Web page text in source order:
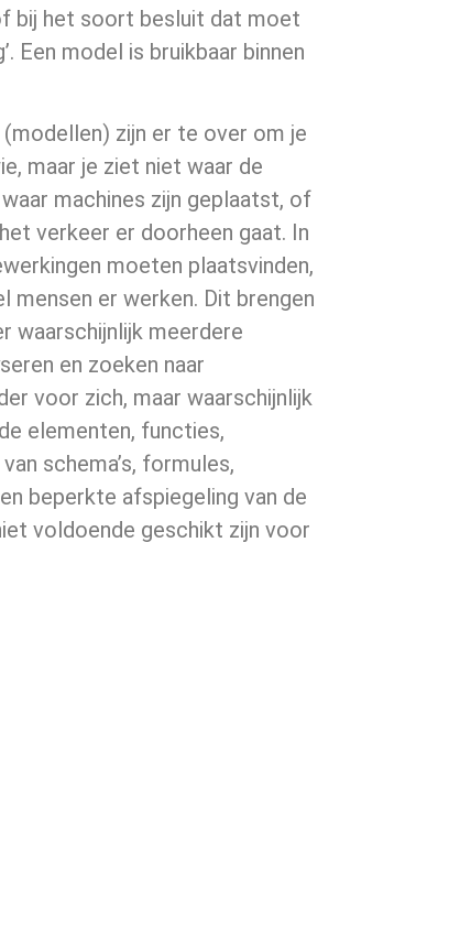
bij het soort besluit dat moet
Een model is bruikbaar binnen
zijn er te over om je
maar je ziet niet waar de
machines zijn geplaatst, of
verkeer er doorheen gaat. In
moeten plaatsvinden,
mensen er werken. Dit brengen
waarschijnlijk meerdere
en zoeken naar
voor zich, maar waarschijnlijk
elementen, functies,
schema’s, formules,
beperkte afspiegeling van de
voldoende geschikt zijn voor